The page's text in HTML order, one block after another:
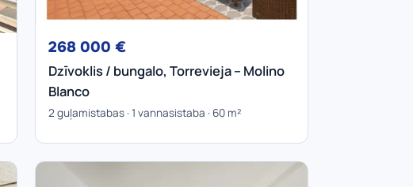
268 000 €
Dzīvoklis / bungalo, Torrevieja – Molino
Blanco
2 guļamistabas · 1 vannasistaba · 60 m²